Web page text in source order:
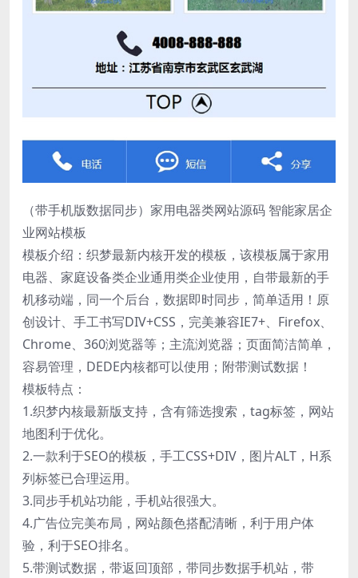
（带手机版数据同步）家用电器类网站源码 智能家居企
业网站模板
模板介绍：织梦最新内核开发的模板，该模板属于家用
电器、家庭设备类企业通用类企业使用，自带最新的手
机移动端，同一个后台，数据即时同步，简单适用！原
创设计、手工书写DIV+CSS，完美兼容IE7+、Firefox、
Chrome、360浏览器等；主流浏览器；页面简洁简单，
容易管理，DEDE内核都可以使用；附带测试数据！
模板特点：
1.织梦内核最新版支持，含有筛选搜索，tag标签，网站
地图利于优化。
2.一款利于SEO的模板，手工CSS+DIV，图片ALT，H系
列标签已合理运用。
3.同步手机站功能，手机站很强大。
4.广告位完美布局，网站颜色搭配清晰，利于用户体
验，利于SEO排名。
5.带测试数据，带返回顶部，带同步数据手机站，带